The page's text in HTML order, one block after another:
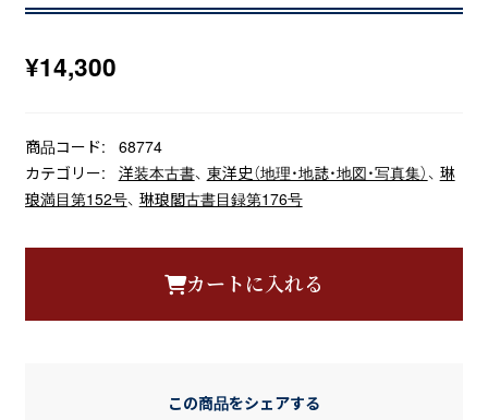
¥14,300
商品コード:
68774
カテゴリー:
洋装本古書、 東洋史（地理・地誌・地図・写真集） 、 琳
琅満目第152号、 琳琅閣古書目録第176号
カートに入れる
この商品をシェアする